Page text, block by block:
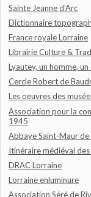
Sainte Jeanne d'Arc
Dictionnaire
France royale Lorraine
Librairie Culture &
Lyautey, un homme, un
Cercle Robert de
Les oeuvres des
Association pour la
1945
Abbaye Saint-Maur de
Itinéraire médiéval
DRAC Lorraine
Lorraine enluminure
Association Séré de